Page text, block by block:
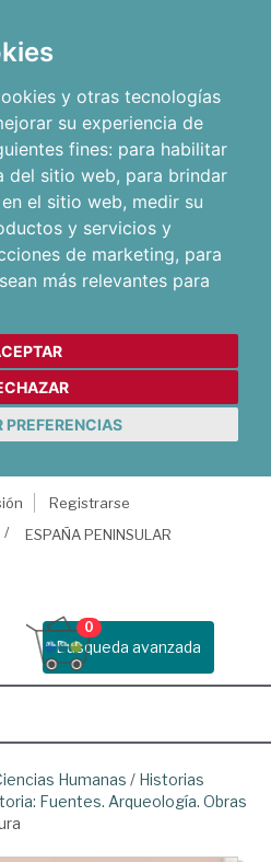
y otras tecnologías
su experiencia de
fines: para habilitar
del sitio web, para brindar
el sitio web, medir su
y servicios y
de marketing, para
más relevantes para
Registrarse
ESPAÑA PENINSULAR
Busqueda avanzada
0
Humanas / Historias
Fuentes. Arqueología. Obras